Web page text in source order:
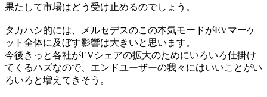
果たして市場はどう受け止めるのでしょう。
タカハシ的には、メルセデスのこの本気モードがEVマーケ
ット全体に及ぼす影響は大きいと思います。
今後きっと各社がEVシェアの拡大のためにいろいろ仕掛け
てくるハズなので、エンドユーザーの我々にはいいことがい
ろいろと増えてきそう。